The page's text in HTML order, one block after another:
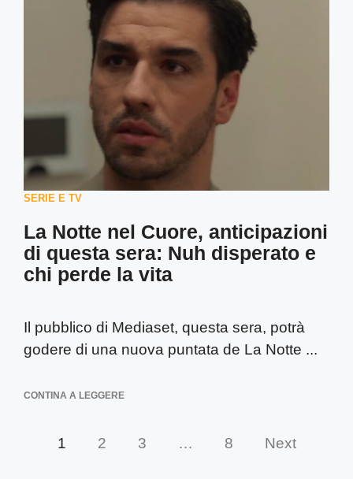
SERIE E TV
La Notte nel Cuore, anticipazioni
di questa sera: Nuh disperato e
chi perde la vita
Il pubblico di Mediaset, questa sera, potrà
godere di una nuova puntata de La Notte ...
CONTINA A LEGGERE
1 2 3 … 8 Next